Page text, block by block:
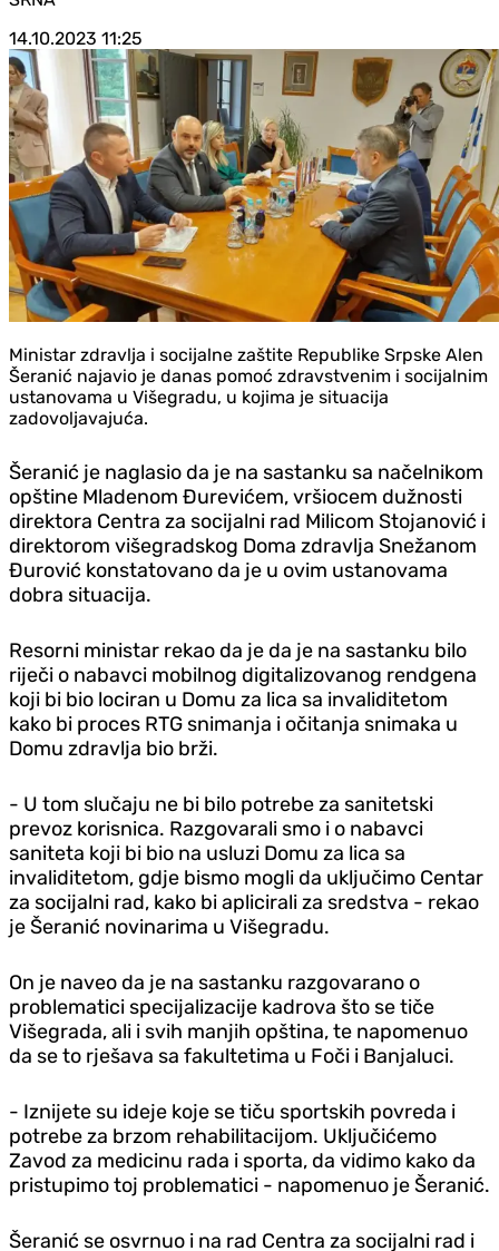
14.10.2023 11:25
Ministar zdravlja i socijalne zaštite Republike Srpske Alen
Šeranić najavio je danas pomoć zdravstvenim i socijalnim
ustanovama u Višegradu, u kojima je situacija
zadovoljavajuća.
Šeranić je naglasio da je na sastanku sa načelnikom
opštine Mladenom Đurevićem, vršiocem dužnosti
direktora Centra za socijalni rad Milicom Stojanović i
direktorom višegradskog Doma zdravlja Snežanom
Đurović konstatovano da je u ovim ustanovama
dobra situacija.
Resorni ministar rekao da je da je na sastanku bilo
riječi o nabavci mobilnog digitalizovanog rendgena
koji bi bio lociran u Domu za lica sa invaliditetom
kako bi proces RTG snimanja i očitanja snimaka u
Domu zdravlja bio brži.
- U tom slučaju ne bi bilo potrebe za sanitetski
prevoz korisnica. Razgovarali smo i o nabavci
saniteta koji bi bio na usluzi Domu za lica sa
invaliditetom, gdje bismo mogli da uključimo Centar
za socijalni rad, kako bi aplicirali za sredstva - rekao
je Šeranić novinarima u Višegradu.
On je naveo da je na sastanku razgovarano o
problematici specijalizacije kadrova što se tiče
Višegrada, ali i svih manjih opština, te napomenuo
da se to rješava sa fakultetima u Foči i Banjaluci.
- Iznijete su ideje koje se tiču sportskih povreda i
potrebe za brzom rehabilitacijom. Uključićemo
Zavod za medicinu rada i sporta, da vidimo kako da
pristupimo toj problematici - napomenuo je Šeranić.
Šeranić se osvrnuo i na rad Centra za socijalni rad i